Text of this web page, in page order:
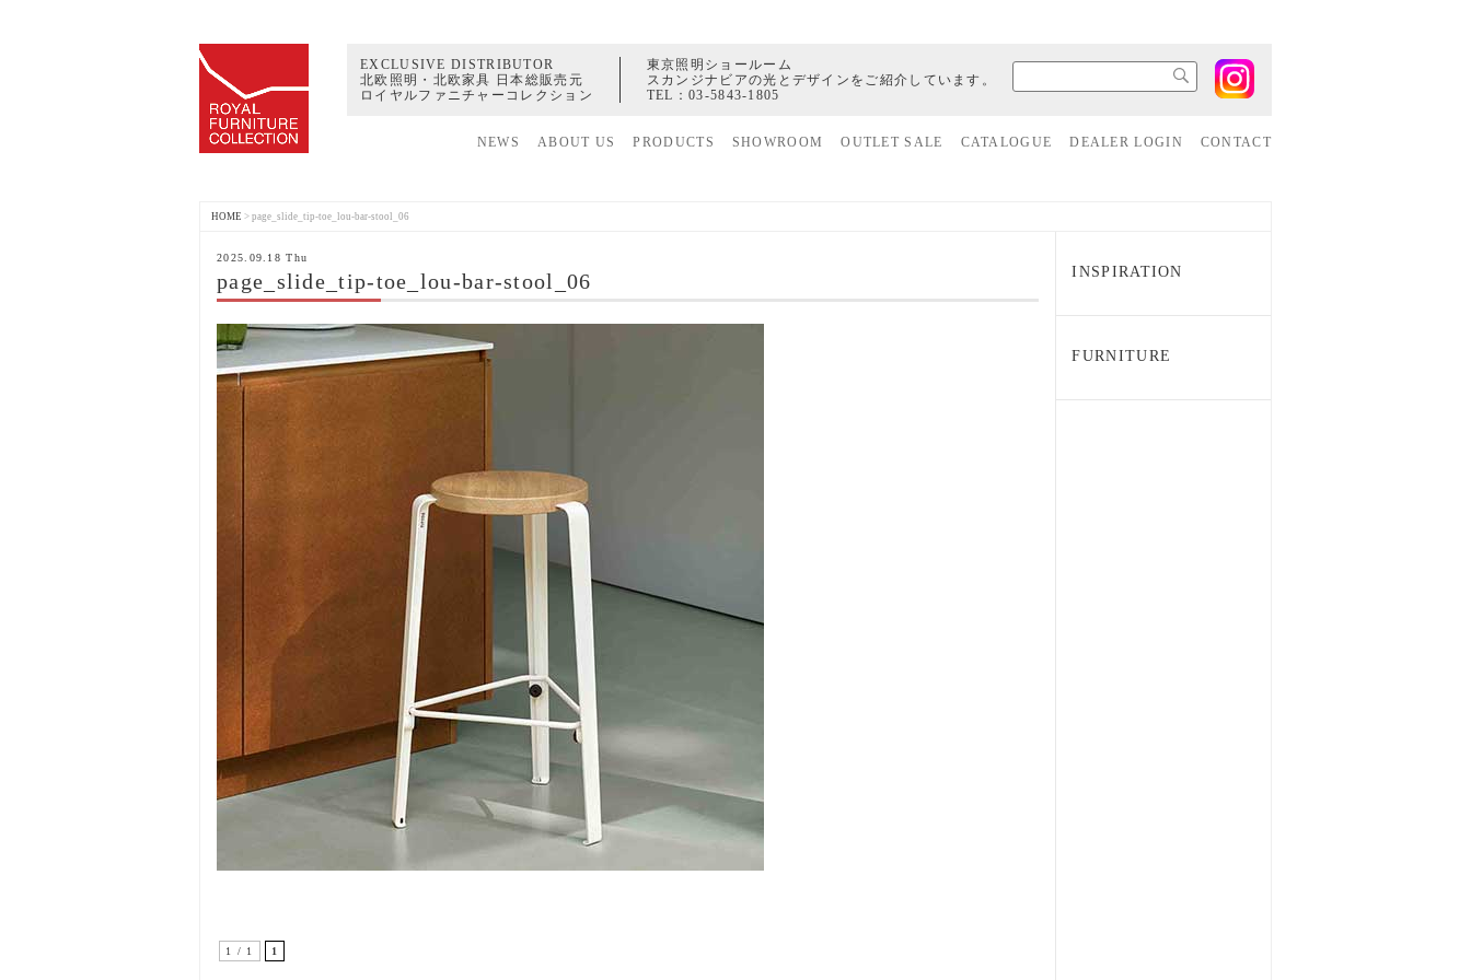
EXCLUSIVE DISTRIBUTOR
北欧照明・北欧家具 日本総販売元
ロイヤルファニチャーコレクション
東京照明ショールーム
スカンジナビアの光とデザインをご紹介しています。
TEL：03-5843-1805
NEWS ABOUT US PRODUCTS SHOWROOM OUTLET SALE CATALOGUE DEALER LOGIN CONTACT
HOME > page_slide_tip-toe_lou-bar-stool_06
2025.09.18 Thu
page_slide_tip-toe_lou-bar-stool_06
1 / 1 1
INSPIRATION
FURNITURE